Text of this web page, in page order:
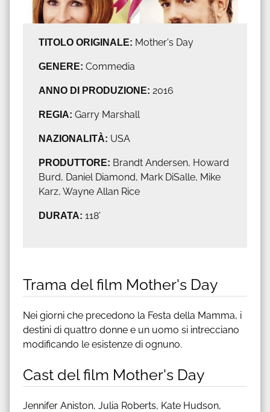
TITOLO ORIGINALE: Mother's Day
GENERE: Commedia
ANNO DI PRODUZIONE: 2016
REGIA: Garry Marshall
NAZIONALITÀ: USA
PRODUTTORE: Brandt Andersen, Howard
Burd, Daniel Diamond, Mark DiSalle, Mike
Karz, Wayne Allan Rice
DURATA: 118'
Trama del film Mother's Day
Nei giorni che precedono la Festa della Mamma, i
destini di quattro donne e un uomo si intrecciano
modificando le esistenze di ognuno.
Cast del film Mother's Day
Jennifer Aniston, Julia Roberts, Kate Hudson,